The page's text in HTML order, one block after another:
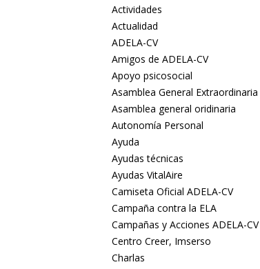
Actividades
Actualidad
ADELA-CV
Amigos de ADELA-CV
Apoyo psicosocial
Asamblea General Extraordinaria
Asamblea general oridinaria
Autonomía Personal
Ayuda
Ayudas técnicas
Ayudas VitalAire
Camiseta Oficial ADELA-CV
Campaña contra la ELA
Campañas y Acciones ADELA-CV
Centro Creer, Imserso
Charlas